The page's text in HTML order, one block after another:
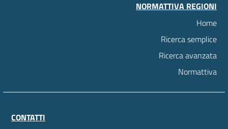
NORMATTIVA REGIONI
Home
Ricerca semplice
Ricerca avanzata
Normattiva
CONTATTI